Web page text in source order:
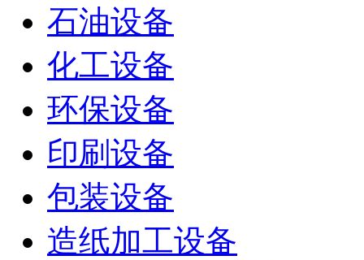
石油设备
化工设备
环保设备
印刷设备
包装设备
造纸加工设备